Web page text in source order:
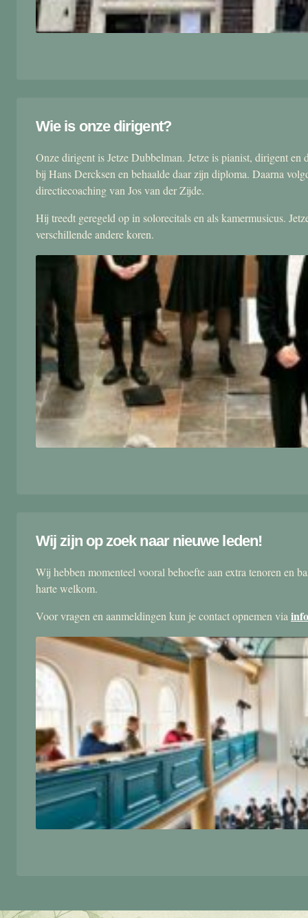
Wie is onze dirigent?
Onze dirigent is Jetze Dubbelman. Jetze is pianist, dirigent
bij Hans Dercksen en behaalde daar zijn diploma. Daarna
directiecoaching van Jos van der Zijde.
Hij treedt geregeld op in solorecitals en als kamermusicus.
verschillende andere koren.
Wij zijn op zoek naar nieuwe leden!
Wij hebben momenteel vooral behoefte aan extra tenoren en
harte welkom.
Voor vragen en aanmeldingen kun je contact opnemen via